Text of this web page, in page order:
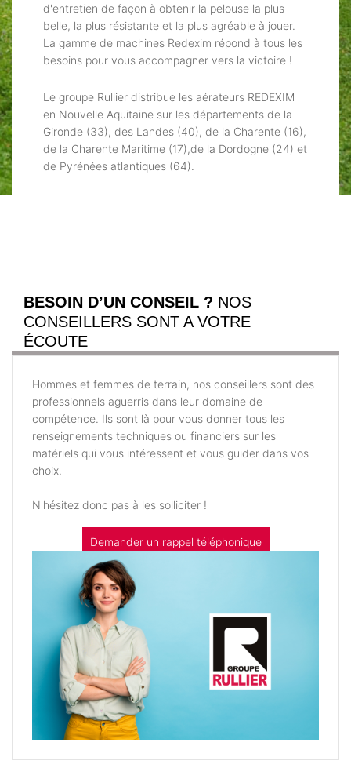
d'entretien de façon à obtenir la pelouse la plus
belle, la plus résistante et la plus agréable à jouer.
La gamme de machines Redexim répond à tous les
besoins pour vous accompagner vers la victoire !
Le groupe Rullier distribue les aérateurs REDEXIM
en Nouvelle Aquitaine sur les départements de la
Gironde (33), des Landes (40), de la Charente (16),
de la Charente Maritime (17),de la Dordogne (24) et
de Pyrénées atlantiques (64).
BESOIN D’UN CONSEIL ? NOS
CONSEILLERS SONT A VOTRE
ÉCOUTE
Hommes et femmes de terrain, nos conseillers sont des
professionnels aguerris dans leur domaine de
compétence. Ils sont là pour vous donner tous les
renseignements techniques ou financiers sur les
matériels qui vous intéressent et vous guider dans vos
choix.
N'hésitez donc pas à les solliciter !
Demander un rappel téléphonique